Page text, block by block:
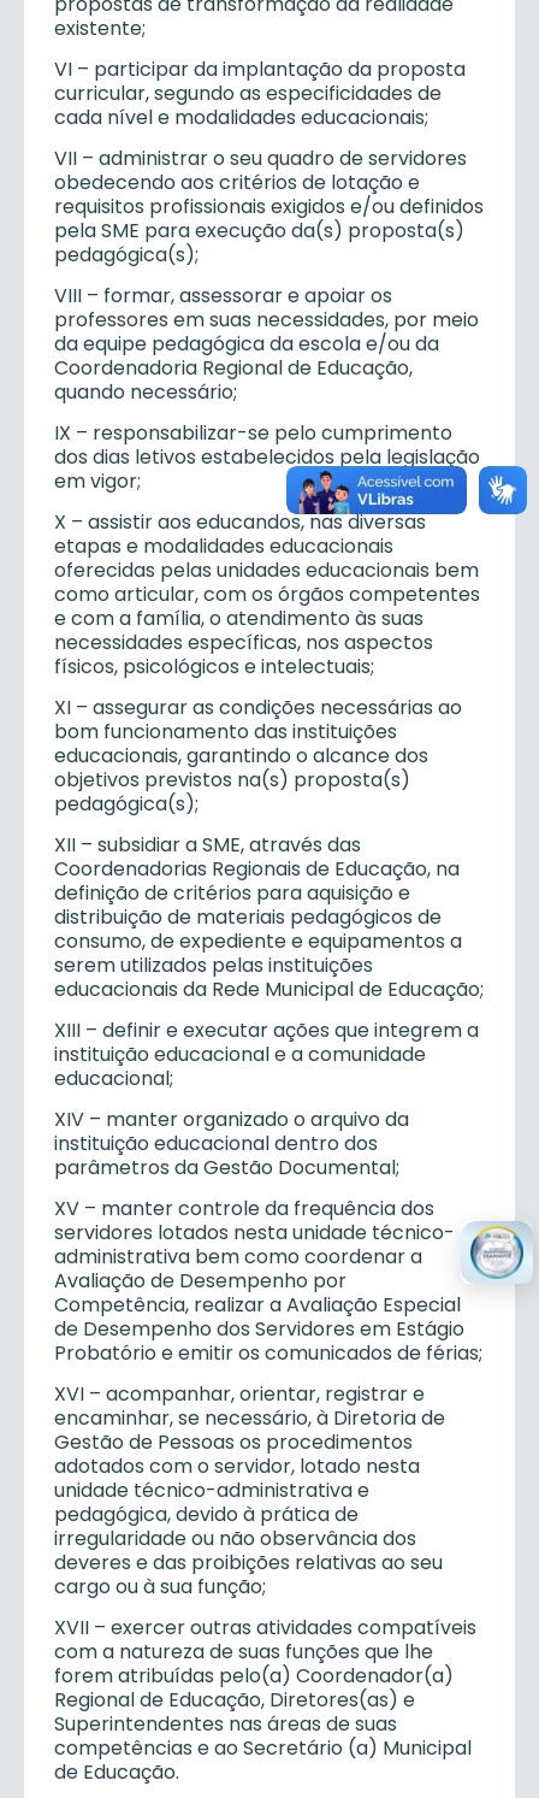
existente;
VI – participar da implantação da proposta
curricular, segundo as especificidades de
cada nível e modalidades educacionais;
VII – administrar o seu quadro de servidores
obedecendo aos critérios de lotação e
requisitos profissionais exigidos e/ou definidos
pela SME para execução da(s) proposta(s)
pedagógica(s);
VIII – formar, assessorar e apoiar os
professores em suas necessidades, por meio
da equipe pedagógica da escola e/ou da
Coordenadoria Regional de Educação,
quando necessário;
IX – responsabilizar-se pelo cumprimento
dos dias letivos estabelecidos pela legislação
em vigor;
X – assistir aos educandos, nas diversas
etapas e modalidades educacionais
oferecidas pelas unidades educacionais bem
como articular, com os órgãos competentes
e com a família, o atendimento às suas
necessidades específicas, nos aspectos
físicos, psicológicos e intelectuais;
XI – assegurar as condições necessárias ao
bom funcionamento das instituições
educacionais, garantindo o alcance dos
objetivos previstos na(s) proposta(s)
pedagógica(s);
XII – subsidiar a SME, através das
Coordenadorias Regionais de Educação, na
definição de critérios para aquisição e
distribuição de materiais pedagógicos de
consumo, de expediente e equipamentos a
serem utilizados pelas instituições
educacionais da Rede Municipal de Educação;
XIII – definir e executar ações que integrem a
instituição educacional e a comunidade
educacional;
XIV – manter organizado o arquivo da
instituição educacional dentro dos
parâmetros da Gestão Documental;
XV – manter controle da frequência dos
servidores lotados nesta unidade técnico-
administrativa bem como coordenar a
Avaliação de Desempenho por
Competência, realizar a Avaliação Especial
de Desempenho dos Servidores em Estágio
Probatório e emitir os comunicados de férias;
XVI – acompanhar, orientar, registrar e
encaminhar, se necessário, à Diretoria de
Gestão de Pessoas os procedimentos
adotados com o servidor, lotado nesta
unidade técnico-administrativa e
pedagógica, devido à prática de
irregularidade ou não observância dos
deveres e das proibições relativas ao seu
cargo ou à sua função;
XVII – exercer outras atividades compatíveis
com a natureza de suas funções que lhe
forem atribuídas pelo(a) Coordenador(a)
Regional de Educação, Diretores(as) e
Superintendentes nas áreas de suas
competências e ao Secretário (a) Municipal
de Educação.